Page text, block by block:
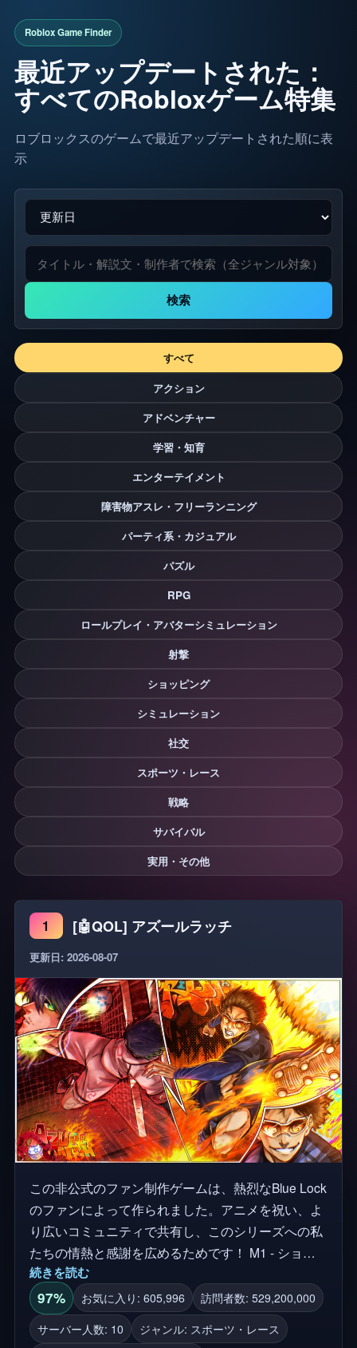
最近アップデートされた：
すべてのRobloxゲーム特集
ロブロックスのゲームで最近アップデートされた順に表
示
検索
すべて
アクション
アドベンチャー
学習・知育
エンターテイメント
障害物アスレ・フリーランニング
パーティ系・カジュアル
パズル
RPG
ロールプレイ・アバターシミュレーション
射撃
ショッピング
シミュレーション
社交
スポーツ・レース
戦略
サバイバル
実用・その他
1 [🤖QOL] アズールラッチ
更新日: 2026-08-07
この非公式のファン制作ゲームは、熱烈なBlue Lock
のファンによって作られました。アニメを祝い、よ
り広いコミュニティで共有し、このシリーズへの私
たちの情熱と感謝を広めるためです！ M1 - ショッ
ト 1,2,3,4,5 - スキル Q - タックル、左右にダッシュ
し、ゴールキーパーとしてダイビングする R - ホイ
ッスル E - ドリブル（ボール持ち） ブルーロック、
サッカー、フットボール、スポーツ
続きを読む
97% お気に入り: 605,996
訪問者数: 529,200,000
サーバー人数: 10
ジャンル: スポーツ・レース